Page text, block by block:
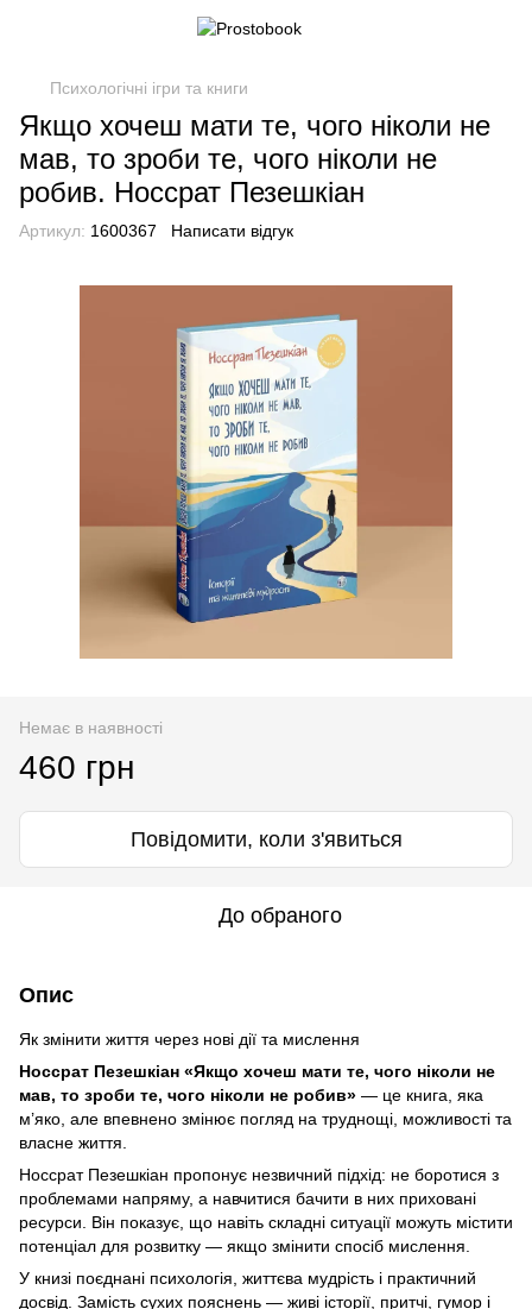
Психологічні ігри та книги
Якщо хочеш мати те, чого ніколи не
мав, то зроби те, чого ніколи не
робив. Носсрат Пезешкіан
Артикул: 1600367 Написати відгук
Немає в наявності
460 грн
Повідомити, коли з'явиться
До обраного
Опис
Як змінити життя через нові дії та мислення
Носсрат Пезешкіан «Якщо хочеш мати те, чого ніколи не
мав, то зроби те, чого ніколи не робив» — це книга, яка
м’яко, але впевнено змінює погляд на труднощі, можливості та
власне життя.
Носсрат Пезешкіан пропонує незвичний підхід: не боротися з
проблемами напряму, а навчитися бачити в них приховані
ресурси. Він показує, що навіть складні ситуації можуть містити
потенціал для розвитку — якщо змінити спосіб мислення.
У книзі поєднані психологія, життєва мудрість і практичний
досвід. Замість сухих пояснень — живі історії, притчі, гумор і